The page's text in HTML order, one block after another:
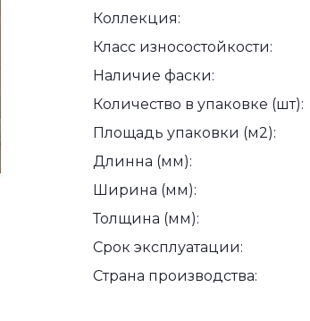
Коллекция:
Класс износостойкости:
Наличие фаски:
Количество в упаковке (шт):
Площадь упаковки (м2):
Длинна (мм):
Ширина (мм):
Толщина (мм):
Срок эксплуатации:
Страна производства: